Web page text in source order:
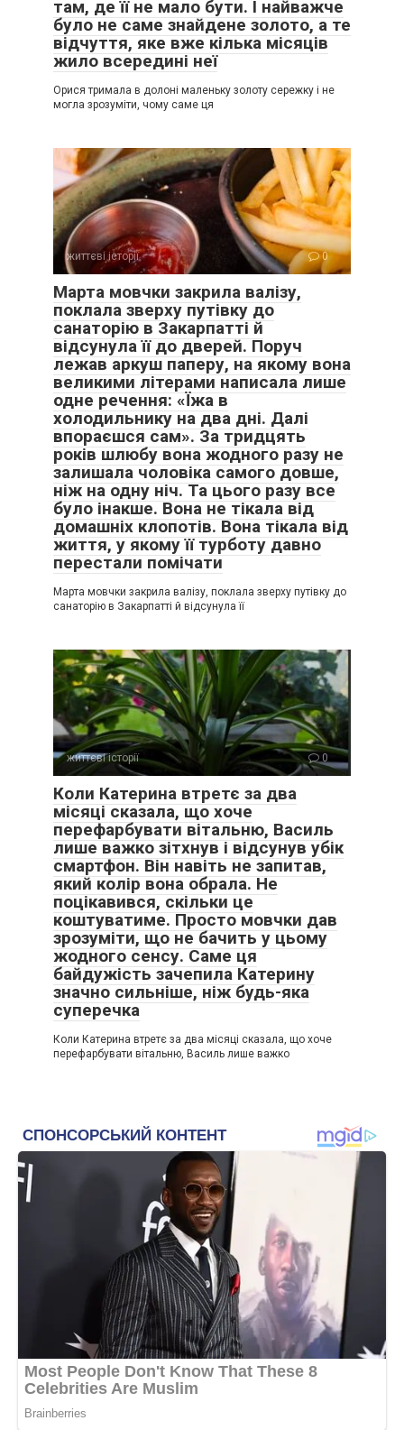
там, де її не мало бути. І найважче
було не саме знайдене золото, а те
відчуття, яке вже кілька місяців
жило всередині неї
Орися тримала в долоні маленьку золоту сережку і не
могла зрозуміти, чому саме ця
життєві історії 0
Марта мовчки закрила валізу,
поклала зверху путівку до
санаторію в Закарпатті й
відсунула її до дверей. Поруч
лежав аркуш паперу, на якому вона
великими літерами написала лише
одне речення: «Їжа в
холодильнику на два дні. Далі
впораєшся сам». За тридцять
років шлюбу вона жодного разу не
залишала чоловіка самого довше,
ніж на одну ніч. Та цього разу все
було інакше. Вона не тікала від
домашніх клопотів. Вона тікала від
життя, у якому її турботу давно
перестали помічати
Марта мовчки закрила валізу, поклала зверху путівку до
санаторію в Закарпатті й відсунула її
життєві історії 0
Коли Катерина втретє за два
місяці сказала, що хоче
перефарбувати вітальню, Василь
лише важко зітхнув і відсунув убік
смартфон. Він навіть не запитав,
який колір вона обрала. Не
поцікавився, скільки це
коштуватиме. Просто мовчки дав
зрозуміти, що не бачить у цьому
жодного сенсу. Саме ця
байдужість зачепила Катерину
значно сильніше, ніж будь-яка
суперечка
Коли Катерина втретє за два місяці сказала, що хоче
перефарбувати вітальню, Василь лише важко